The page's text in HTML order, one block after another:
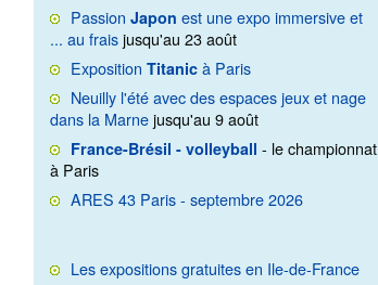
PassionJapon est une expo immersive et
... au fraisjusqu'au 23 août
ExpositionTitanic à Paris
Neuilly l'été avec des espaces jeux et nage
dans la Marnejusqu'au 9 août
France-Brésil - volleyball - le championnat
à Paris
ARES 43 Paris - septembre 2026
Les expositions gratuites en Ile-de-France